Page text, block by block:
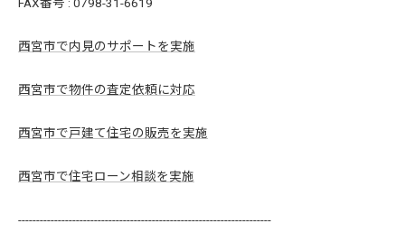
西宮市で内見のサポートを実施
西宮市で物件の査定依頼に対応
西宮市で戸建て住宅の販売を実施
西宮市で住宅ローン相談を実施
----------------------------------------------------------------------